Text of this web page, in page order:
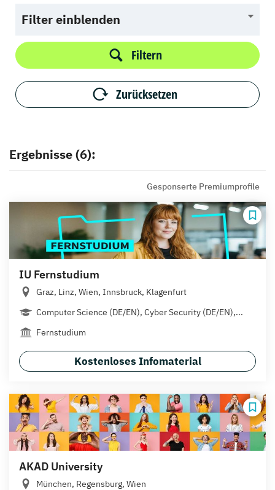
Filter einblenden
Filtern
Zurücksetzen
Ergebnisse (6):
Gesponserte Premiumprofile
IU Fernstudium
Graz, Linz, Wien, Innsbruck, Klagenfurt
Computer Science (DE/EN), Cyber Security (DE/EN),...
Fernstudium
Kostenloses Infomaterial
AKAD University
München, Regensburg, Wien